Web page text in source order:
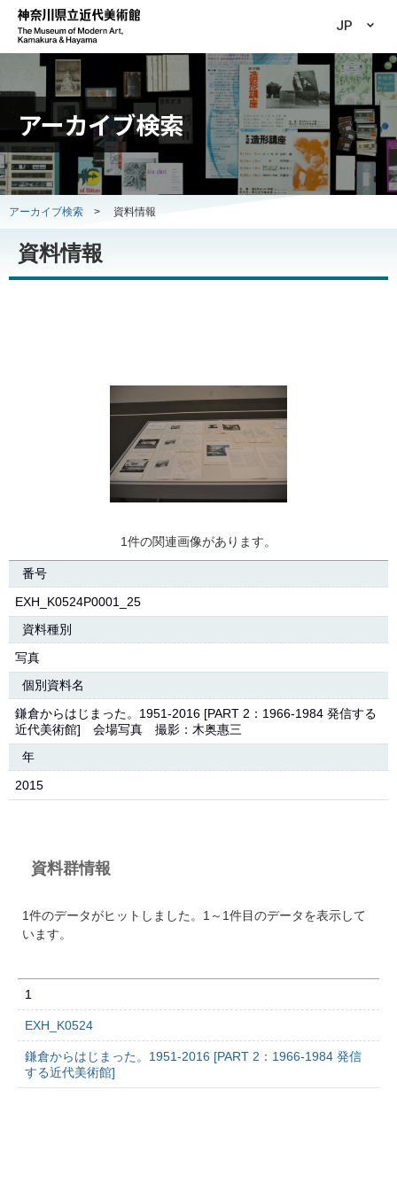
JP
アーカイブ検索
アーカイブ検索 > 資料情報
資料情報
1件の関連画像があります。
番号
EXH_K0524P0001_25
資料種別
写真
個別資料名
鎌倉からはじまった。1951-2016 [PART 2：1966-1984 発信する
近代美術館] 会場写真 撮影：木奥惠三
年
2015
資料群情報
1件のデータがヒットしました。1～1件目のデータを表示して
います。
1
EXH_K0524
鎌倉からはじまった。1951-2016 [PART 2：1966-1984 発信
する近代美術館]